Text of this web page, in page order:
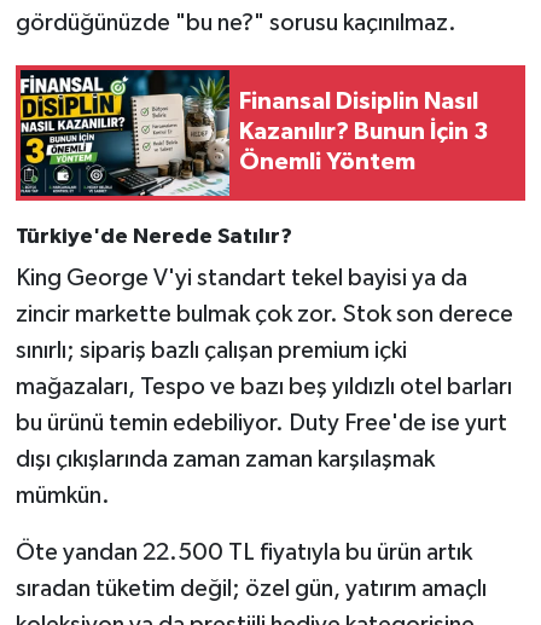
gördüğünüzde "bu ne?" sorusu kaçınılmaz.
Finansal Disiplin Nasıl
Kazanılır? Bunun İçin 3
Önemli Yöntem
Türkiye'de Nerede Satılır?
King George V'yi standart tekel bayisi ya da
zincir markette bulmak çok zor. Stok son derece
sınırlı; sipariş bazlı çalışan premium içki
mağazaları, Tespo ve bazı beş yıldızlı otel barları
bu ürünü temin edebiliyor. Duty Free'de ise yurt
dışı çıkışlarında zaman zaman karşılaşmak
mümkün.
Öte yandan 22.500 TL fiyatıyla bu ürün artık
sıradan tüketim değil; özel gün, yatırım amaçlı